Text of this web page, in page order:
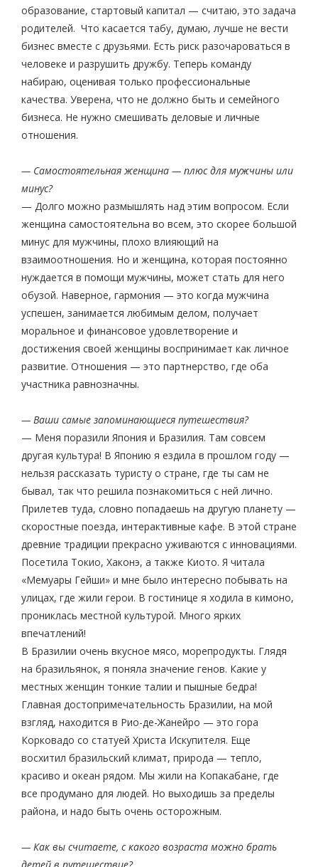
образование, стартовый капитал — считаю, это задача
родителей. Что касается табу, думаю, лучше не вести
бизнес вместе с друзьями. Есть риск разочароваться в
человеке и разрушить дружбу. Теперь команду
набираю, оценивая только профессиональные
качества. Уверена, что не должно быть и семейного
бизнеса. Не нужно смешивать деловые и личные
отношения.
— Самостоятельная женщина — плюс для мужчины или
минус?
— Долго можно размышлять над этим вопросом. Если
женщина самостоятельна во всем, это скорее большой
минус для мужчины, плохо влияющий на
взаимоотношения. Но и женщина, которая постоянно
нуждается в помощи мужчины, может стать для него
обузой. Наверное, гармония — это когда мужчина
успешен, занимается любимым делом, получает
моральное и финансовое удовлетворение и
достижения своей женщины воспринимает как личное
развитие. Отношения — это партнерство, где оба
участника равнозначны.
— Ваши самые запоминающиеся путешествия?
— Меня поразили Япония и Бразилия. Там совсем
другая культура! В Японию я ездила в прошлом году —
нельзя рассказать туристу о стране, где ты сам не
бывал, так что решила познакомиться с ней лично.
Прилетев туда, словно попадаешь на другую планету —
скоростные поезда, интерактивные кафе. В этой стране
древние традиции прекрасно уживаются с инновациями.
Посетила Токио, Хаконэ, а также Киото. Я читала
«Мемуары Гейши» и мне было интересно побывать на
улицах, где жили герои. В гостинице я ходила в кимоно,
прониклась местной культурой. Много ярких
впечатлений!
В Бразилии очень вкусное мясо, морепродукты. Глядя
на бразильянок, я поняла значение генов. Какие у
местных женщин тонкие талии и пышные бедра!
Главная достопримечательность Бразилии, на мой
взгляд, находится в Рио-де-Жанейро — это гора
Корковадо со статуей Христа Искупителя. Еще
восхитил бразильский климат, природа — тепло,
красиво и океан рядом. Мы жили на Копакабане, где
все продумано для людей. Но выходишь за пределы
района, и надо быть очень осторожным.
— Как вы считаете, с какого возраста можно брать